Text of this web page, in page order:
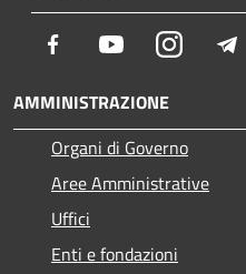
Facebook YoutubeInstagram
AMMINISTRAZIONE
Organi di Governo
Aree Amministrative
Uffici
Enti e fondazioni